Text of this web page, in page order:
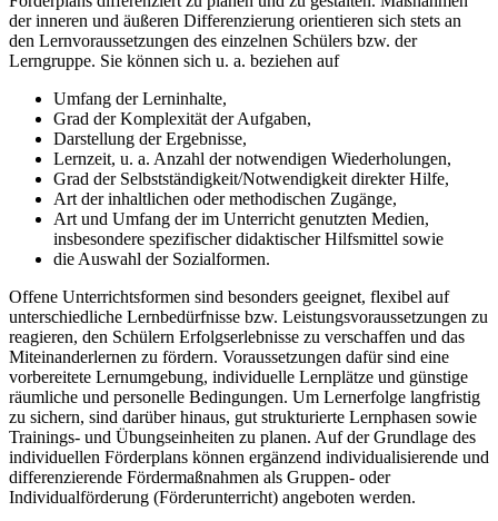
der inneren und äußeren Differenzierung orientieren sich stets an
den Lernvoraussetzungen des einzelnen Schülers bzw. der
Lerngruppe. Sie können sich u. a. beziehen auf
Umfang der Lerninhalte,
Grad der Komplexität der Aufgaben,
Darstellung der Ergebnisse,
Lernzeit, u. a. Anzahl der notwendigen Wiederholungen,
Grad der Selbstständigkeit/Notwendigkeit direkter Hilfe,
Art der inhaltlichen oder methodischen Zugänge,
Art und Umfang der im Unterricht genutzten Medien,
insbesondere spezifischer didaktischer Hilfsmittel sowie
die Auswahl der Sozialformen.
Offene Unterrichtsformen sind besonders geeignet, flexibel auf
unterschiedliche Lernbedürfnisse bzw. Leistungsvoraussetzungen zu
reagieren, den Schülern Erfolgserlebnisse zu verschaffen und das
Miteinanderlernen zu fördern. Voraussetzungen dafür sind eine
vorbereitete Lernumgebung, individuelle Lernplätze und günstige
räumliche und personelle Bedingungen. Um Lernerfolge langfristig
zu sichern, sind darüber hinaus, gut strukturierte Lernphasen sowie
Trainings- und Übungseinheiten zu planen. Auf der Grundlage des
individuellen Förderplans können ergänzend individualisierende und
differenzierende Fördermaßnahmen als Gruppen- oder
Individualförderung (Förderunterricht) angeboten werden.